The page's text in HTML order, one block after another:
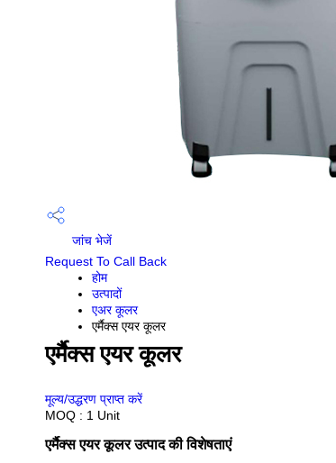
जांच भेजें
Request To Call Back
होम
उत्पादों
एअर कूलर
एर्मैक्स एयर कूलर
एर्मैक्स एयर कूलर
मूल्य/उद्धरण प्राप्त करें
MOQ : 1 Unit
एर्मैक्स एयर कूलर उत्पाद की विशेषताएं